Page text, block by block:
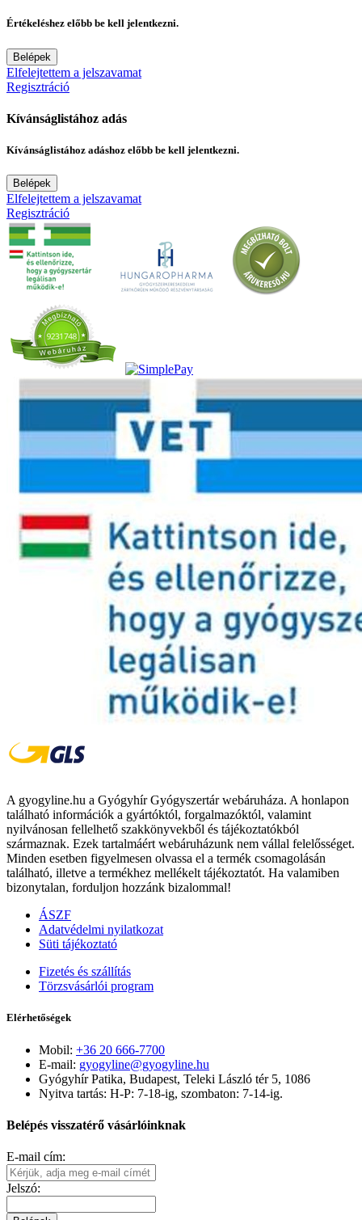
Értékeléshez előbb be kell jelentkezni.
Belépek
Elfelejtettem a jelszavamat
Regisztráció
Kívánságlistához adás
Kívánságlistához adáshoz előbb be kell jelentkezni.
Belépek
Elfelejtettem a jelszavamat
Regisztráció
A gyogyline.hu a Gyógyhír Gyógyszertár webáruháza. A honlapon
található információk a gyártóktól, forgalmazóktól, valamint
nyilvánosan fellelhető szakkönyvekből és tájékoztatókból
származnak. Ezek tartalmáért webáruházunk nem vállal felelősséget.
Minden esetben figyelmesen olvassa el a termék csomagolásán
található, illetve a termékhez mellékelt tájékoztatót. Ha valamiben
bizonytalan, forduljon hozzánk bizalommal!
ÁSZF
Adatvédelmi nyilatkozat
Süti tájékoztató
Fizetés és szállítás
Törzsvásárlói program
Elérhetőségek
Mobil: +36 20 666-7700
E-mail: gyogyline@gyogyline.hu
Gyógyhír Patika, Budapest, Teleki László tér 5, 1086
Nyitva tartás: H-P: 7-18-ig, szombaton: 7-14-ig.
Belépés visszatérő vásárlóinknak
E-mail cím:
Jelszó: